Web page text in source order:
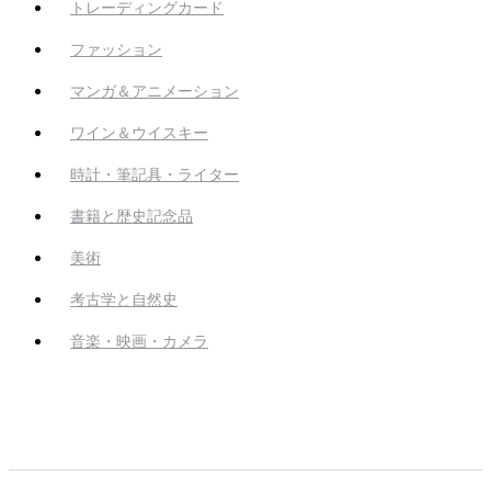
トレーディングカード
ファッション
マンガ＆アニメーション
ワイン＆ウイスキー
時計・筆記具・ライター
書籍と歴史記念品
美術
考古学と自然史
音楽・映画・カメラ